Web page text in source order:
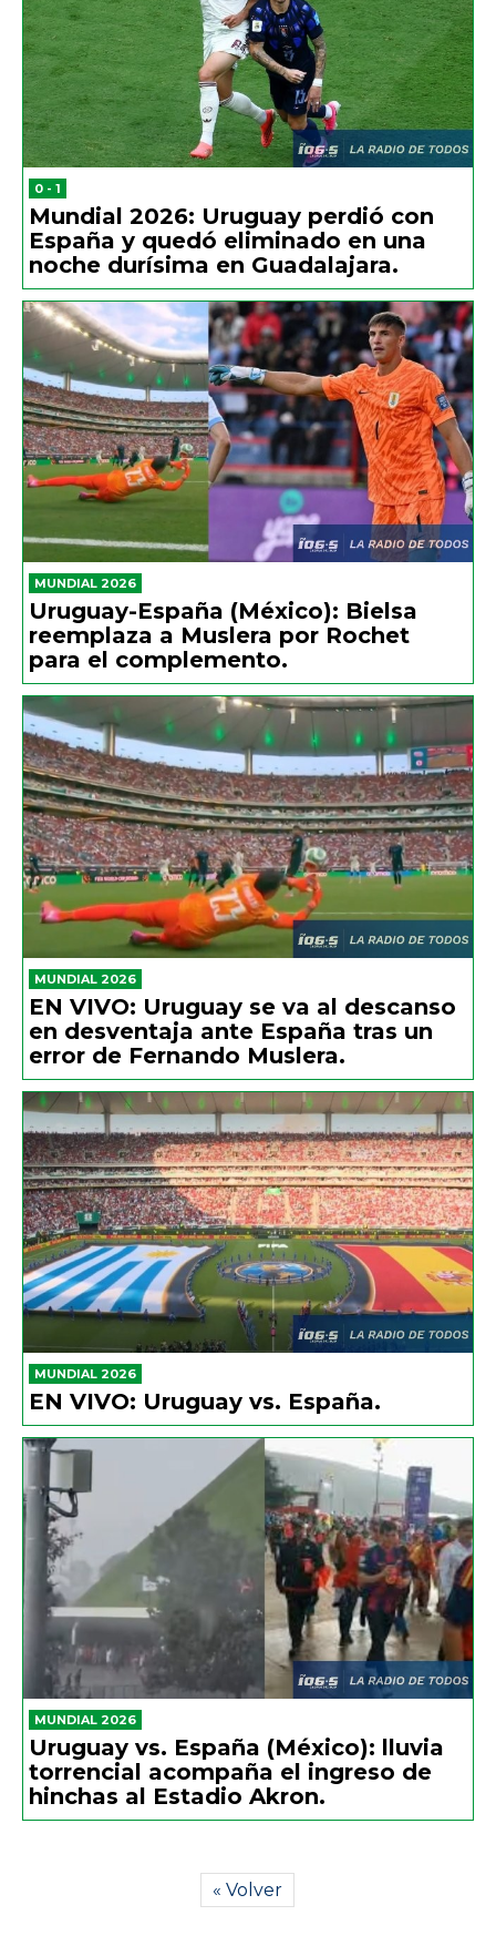
0 - 1
Mundial 2026: Uruguay perdió con
España y quedó eliminado en una
noche durísima en Guadalajara.
MUNDIAL 2026
Uruguay-España (México): Bielsa
reemplaza a Muslera por Rochet
para el complemento.
MUNDIAL 2026
EN VIVO: Uruguay se va al descanso
en desventaja ante España tras un
error de Fernando Muslera.
MUNDIAL 2026
EN VIVO: Uruguay vs. España.
MUNDIAL 2026
Uruguay vs. España (México): lluvia
torrencial acompaña el ingreso de
hinchas al Estadio Akron.
« Volver